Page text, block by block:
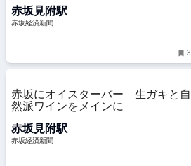
赤坂見附駅
赤坂経済新聞
3
赤坂にオイスターバー 生ガキと自
然派ワインをメインに
赤坂見附駅
赤坂経済新聞